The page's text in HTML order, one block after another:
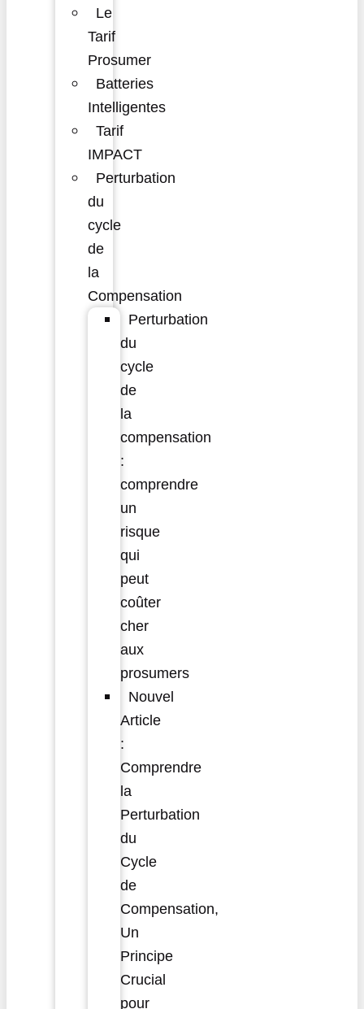
Le
Tarif
Prosumer
Batteries
Intelligentes
Tarif
IMPACT
Perturbation
du
cycle
de
la
Compensation
Perturbation
du
cycle
de
la
compensation
:
comprendre
un
risque
qui
peut
coûter
cher
aux
prosumers
Nouvel
Article
:
Comprendre
la
Perturbation
du
Cycle
de
Compensation,
Un
Principe
Crucial
pour